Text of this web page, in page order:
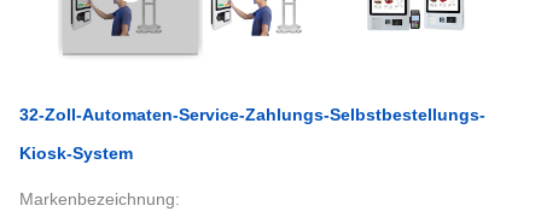
32-Zoll-Automaten-Service-Zahlungs-Selbstbestellungs-
Kiosk-System
Markenbezeichnung: